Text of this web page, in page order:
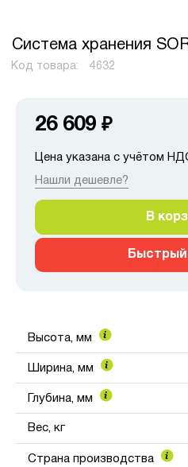
Система хранения
Код товара: 4632
26 609 ₽
Цена указана с учётом
Нашли дешевле?
В
Быстрый
Высота, мм
Ширина, мм
Глубина, мм
Вес, кг
Страна производства